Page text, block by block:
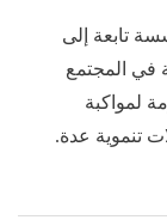
تابعة إلى
في المجتمع
لمواكبة
تنموية عدة.